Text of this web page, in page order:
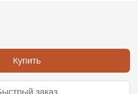
Купить